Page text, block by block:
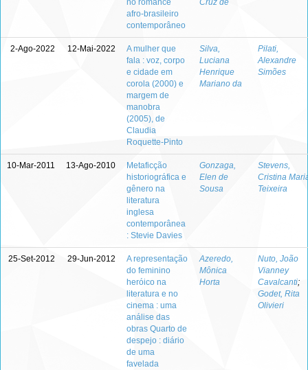
no romance
afro-brasileiro
contemporâneo
Cruz de
2-Ago-2022 12-Mai-2022
A mulher que
fala : voz, corpo
e cidade em
corola (2000) e
margem de
manobra
(2005), de
Claudia
Roquette-Pinto
Silva,
Luciana
Henrique
Mariano da
Pilati,
Alexandre
Simões
10-Mar-2011 13-Ago-2010
Metaficção
historiográfica e
gênero na
literatura
inglesa
contemporânea
: Stevie Davies
Gonzaga,
Elen de
Sousa
Stevens,
Cristina
Teixeira
25-Set-2012 29-Jun-2012
A representação
do feminino
heróico na
literatura e no
cinema : uma
análise das
obras Quarto de
despejo : diário
de uma
favelada
Azeredo,
Mônica
Horta
Nuto, João
Vianney
Cavalcanti;
Godet, Rita
Olivieri